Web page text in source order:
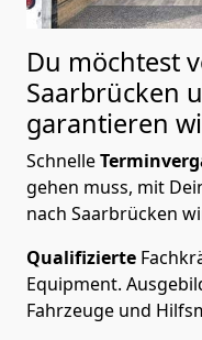
Du möchtest
Saarbrücken
garantieren
Schnelle
gehen muss, mit
nach Saarbrücken
Qualifizierte
Equipment.
Fahrzeuge und